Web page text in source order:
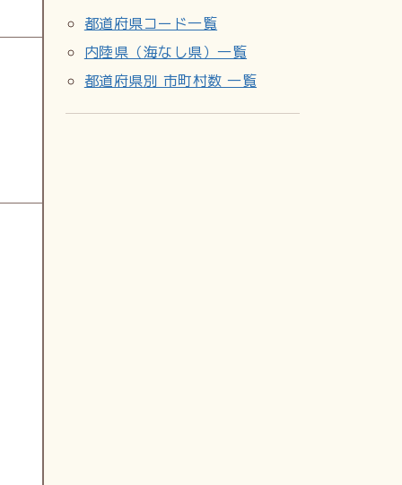
都道府県コード一覧
内陸県（海なし県）一覧
都道府県別 市町村数 一覧